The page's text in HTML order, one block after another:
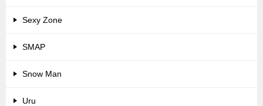
Sexy Zone
SMAP
Snow Man
Uru